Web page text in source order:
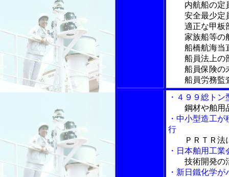
内航船の定員
安全最少定
適正な甲板
家族船等の
船橋航海当直
船員法上の部
船員保険の
船員労務監
・４９９総ト
鋼材や舶用
・中小型造工
行
ＰＲＴＲ法
・日本舶用工
技術開発の
・新日鐵化学